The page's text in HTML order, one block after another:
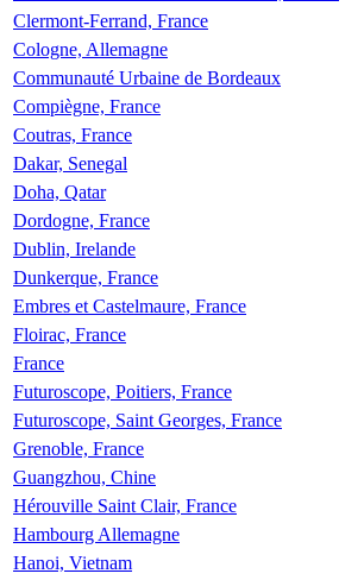
Clermont-Ferrand, France
Cologne, Allemagne
Communauté Urbaine de Bordeaux
Compiègne, France
Coutras, France
Dakar, Senegal
Doha, Qatar
Dordogne, France
Dublin, Irelande
Dunkerque, France
Embres et Castelmaure, France
Floirac, France
France
Futuroscope, Poitiers, France
Futuroscope, Saint Georges, France
Grenoble, France
Guangzhou, Chine
Hérouville Saint Clair, France
Hambourg Allemagne
Hanoi, Vietnam